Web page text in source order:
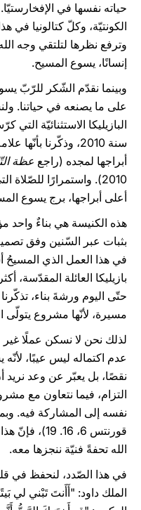
حياته نفسها في
الكونتيّة، وكلّ كتالونيا في
وترفع نظرها لتلتقي وجه
إنسانًا، يسوع المسيح.
وبينما نقدّم الشّكر للرّبّ
على ما يصنعه في حياتنا.
البازيليكا الاستثنائيّة
سنة 2010، وذكّرنا
أبراجها لمجده (راجع عظة
2010). واستمرارًا
أعلى أبراجها، برج يسوع
هذه الكنيسة هي بناءٌ واحد
بثبات عبر السّنين وفق
في هذا العمل الذي المسيحُ
بازيليكا العائلة المقدّسة،
حتّى اليوم ورشةَ بناء،
مسيرة، لأنّها مشروع يتولّى
لذلك نحن لا نسكن عملًا غير
عدم اكتماله ليس عيبًا، لأنّه
نقصًا، بل يعبّر عن وعد نريد
التزام، فيما نتعاون مع
قورنتس 6، 16.
الله تحفةً فنيّة ننجزها معه.
في هذا الصّدد، لنحفظ في